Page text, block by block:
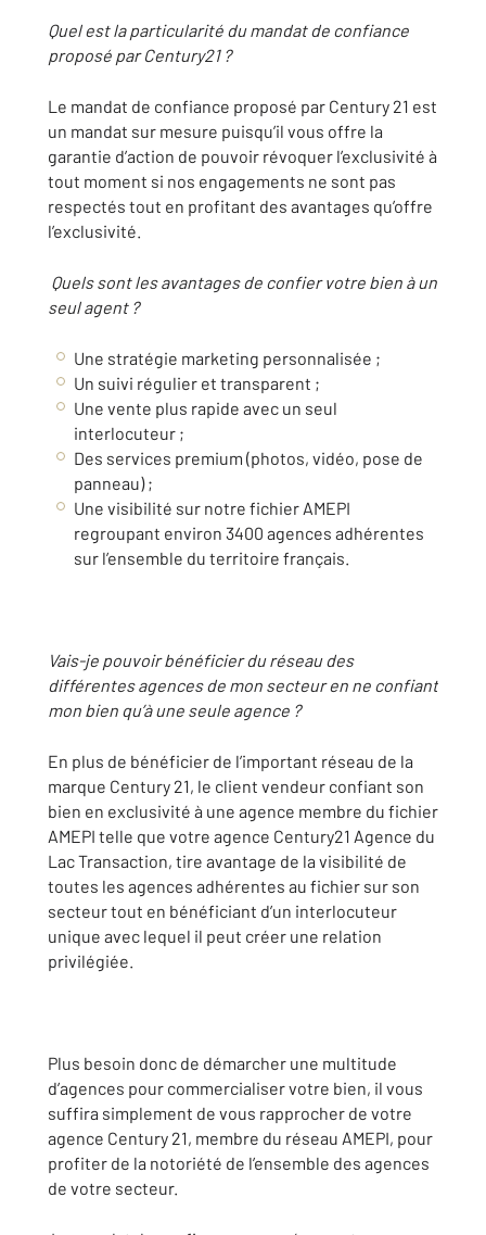
Quel est la particularité du mandat de confiance
proposé par Century21 ?
Le mandat de confiance proposé par Century 21 est
un mandat sur mesure puisqu’il vous offre la
garantie d’action de pouvoir révoquer l’exclusivité à
tout moment si nos engagements ne sont pas
respectés tout en profitant des avantages qu’offre
l’exclusivité.
Quels sont les avantages de confier votre bien à un
seul agent ?
Une stratégie marketing personnalisée ;
Un suivi régulier et transparent ;
Une vente plus rapide avec un seul
interlocuteur ;
Des services premium (photos, vidéo, pose de
panneau) ;
Une visibilité sur notre fichier AMEPI
regroupant environ 3400 agences adhérentes
sur l’ensemble du territoire français.
Vais-je pouvoir bénéficier du réseau des
différentes agences de mon secteur en ne confiant
mon bien qu’à une seule agence ?
En plus de bénéficier de l’important réseau de la
marque Century 21, le client vendeur confiant son
bien en exclusivité à une agence membre du fichier
AMEPI telle que votre agence Century21 Agence du
Lac Transaction, tire avantage de la visibilité de
toutes les agences adhérentes au fichier sur son
secteur tout en bénéficiant d’un interlocuteur
unique avec lequel il peut créer une relation
privilégiée.
Plus besoin donc de démarcher une multitude
d’agences pour commercialiser votre bien, il vous
suffira simplement de vous rapprocher de votre
agence Century 21, membre du réseau AMEPI, pour
profiter de la notoriété de l’ensemble des agences
de votre secteur.